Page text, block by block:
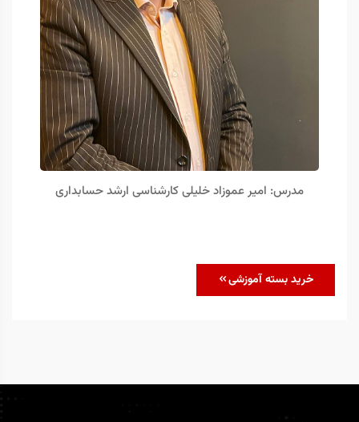
مدرس: امیر عموزاد خلیلی کارشناسی ارشد حسابداری
خرید بسته آموزشی